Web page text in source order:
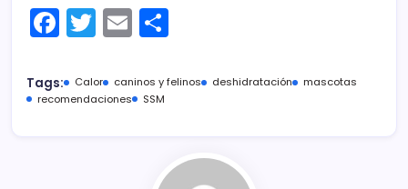
F
a
c
e
T
w
itt
er
E
m
ai
l
m
tir
Tags: Calor caninos y felinos deshidratación
mascotas
recomendaciones
SSM